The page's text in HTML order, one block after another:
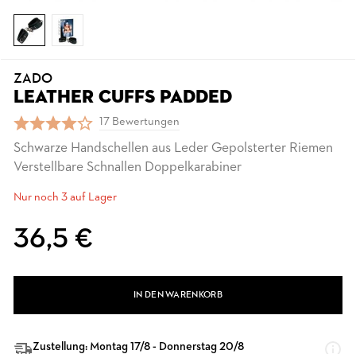
ZADO
LEATHER CUFFS PADDED
17 Bewertungen
Schwarze Handschellen aus Leder Gepolsterter Riemen
Verstellbare Schnallen Doppelkarabiner
Nur noch 3 auf Lager
36,5 €
IN DEN WARENKORB
Zustellung: Montag 17/8 - Donnerstag 20/8